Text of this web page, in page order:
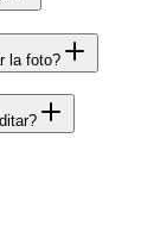
la foto?